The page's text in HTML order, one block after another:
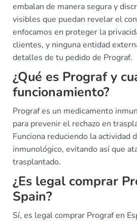
embalan de manera segura y
visibles que puedan revelar el
enfocamos en proteger la
clientes, y ninguna entidad
detalles de tu pedido de Prograf.
¿Qué es Prograf y
funcionamiento?
Prograf es un medicamento
para prevenir el rechazo en
Funciona reduciendo la actividad
inmunológico, evitando así que
trasplantado.
¿Es legal comprar
Spain?
Sí, es legal comprar Prograf en